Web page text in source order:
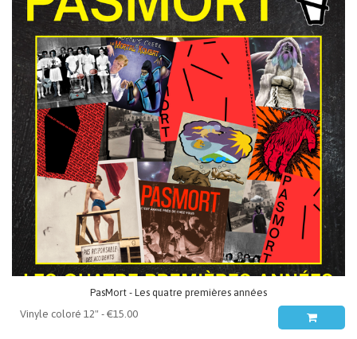
PasMort - Les quatre premières années